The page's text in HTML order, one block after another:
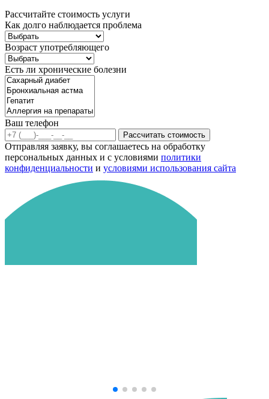
Рассчитайте стоимость услуги
Как долго наблюдается проблема
Возраст употребляющего
Есть ли хронические болезни
Ваш телефон
Рассчитать стоимость
Отправляя заявку, вы соглашаетесь на обработку
персональных данных и с условиями политики
конфиденциальности и условиями использования сайта